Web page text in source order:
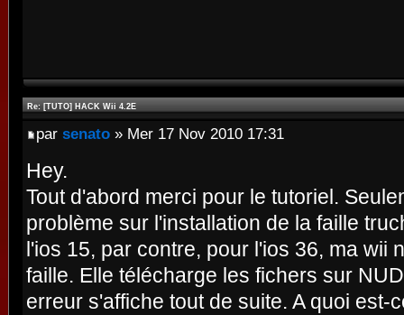
Re: [TUTO] HACK Wii 4.2E
par senato » Mer 17 Nov 2010 17:31
Hey.
Tout d'abord merci pour le tutoriel.
problème sur l'installation de la faille
l'ios 15, par contre, pour l'ios 36, ma wii
faille. Elle télécharge les fichers sur
erreur s'affiche tout de suite. A quoi est-